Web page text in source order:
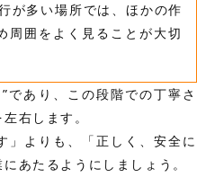
が多い場所では、ほかの作
周囲をよく見ることが大切
であり、この段階での丁寧さ
右します。
」よりも、「正しく、安全に
あたるようにしましょう。